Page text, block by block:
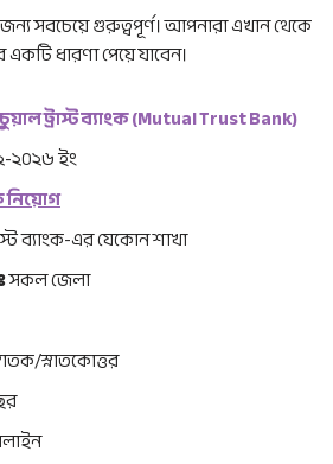
সবচেয়ে গুরুত্বপূর্ণ। আপনারা এখান থেকে
ধারণা পেয়ে যাবেন।
ট্রাস্ট ব্যাংক (Mutual Trust Bank)
২০২৬ ইং
নিয়োগ
ব্যাংক-এর যেকোন শাখা
সকল জেলা
স্নাতকোত্তর